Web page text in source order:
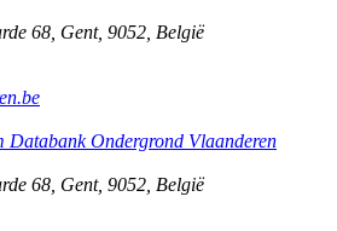
68 Gent, 9052 België
Databank Ondergrond Vlaanderen
68 Gent, 9052 België